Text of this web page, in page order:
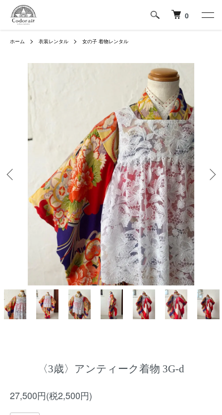
0
ホーム 衣装レンタル 女の子 着物レンタル
〈3歳〉アンティーク着物 3G-d
27,500円(税2,500円)